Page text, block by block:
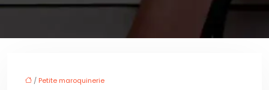
/ Petite maroquinerie